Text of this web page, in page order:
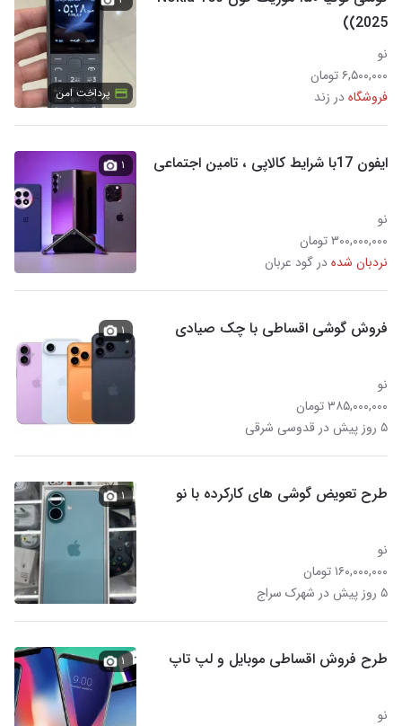
(2025)
نو
۶,۵۰۰,۰۰۰ تومان
فروشگاهدر زند پرداخت امن
ایفون 17با شرایط کالاپی ، تامین اجتماعی
نو
۳۰۰,۰۰۰,۰۰۰ تومان
نردبان شدهدر گود عربان
۱
فروش گوشی اقساطی با چک صیادی
نو
۳۸۵,۰۰۰,۰۰۰ تومان
۵ روز پیش در قدوسی شرقی
۱
طرح تعویض گوشی های کارکرده با نو
نو
۱۶۰,۰۰۰,۰۰۰ تومان
۵ روز پیش در شهرک سراج‎
۱
طرح فروش اقساطی موبایل و لپ تاپ
نو
۱